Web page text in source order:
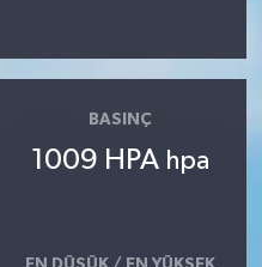
BASINÇ
1009 HPA hpa